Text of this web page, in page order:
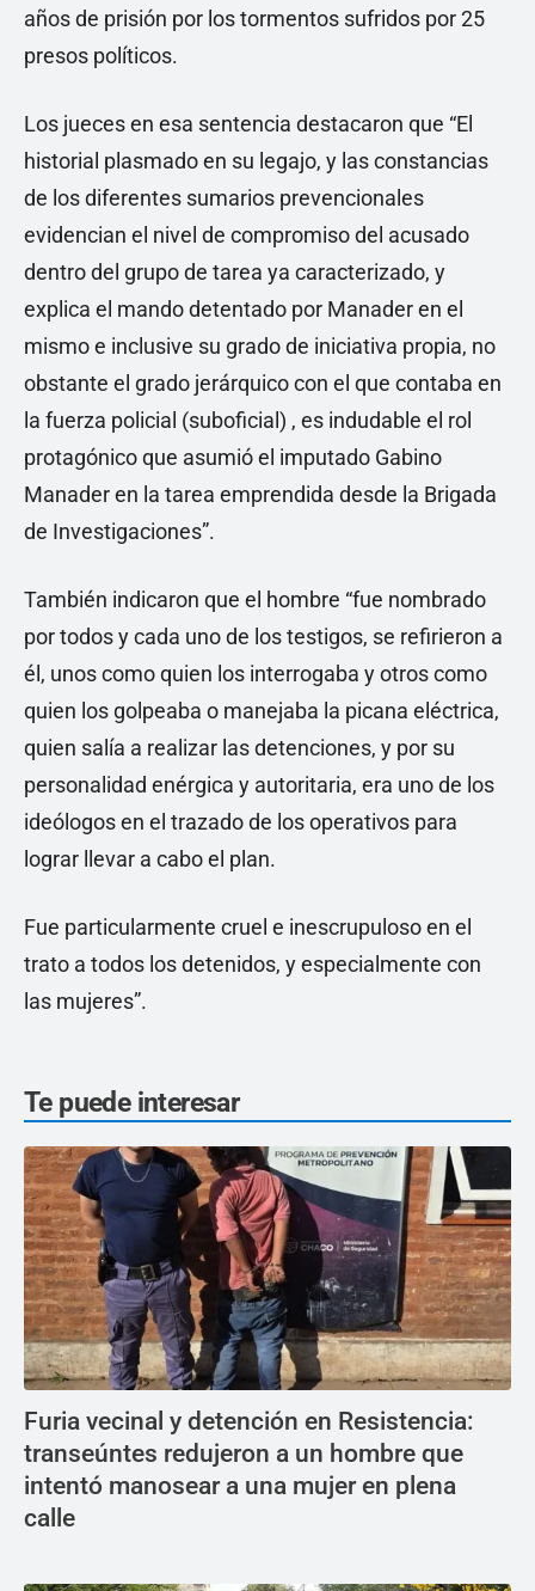
años de prisión por los tormentos sufridos por 25
presos políticos.
Los jueces en esa sentencia destacaron que “El
historial plasmado en su legajo, y las constancias
de los diferentes sumarios prevencionales
evidencian el nivel de compromiso del acusado
dentro del grupo de tarea ya caracterizado, y
explica el mando detentado por Manader en el
mismo e inclusive su grado de iniciativa propia, no
obstante el grado jerárquico con el que contaba en
la fuerza policial (suboficial) , es indudable el rol
protagónico que asumió el imputado Gabino
Manader en la tarea emprendida desde la Brigada
de Investigaciones”.
También indicaron que el hombre “fue nombrado
por todos y cada uno de los testigos, se refirieron a
él, unos como quien los interrogaba y otros como
quien los golpeaba o manejaba la picana eléctrica,
quien salía a realizar las detenciones, y por su
personalidad enérgica y autoritaria, era uno de los
ideólogos en el trazado de los operativos para
lograr llevar a cabo el plan.
Fue particularmente cruel e inescrupuloso en el
trato a todos los detenidos, y especialmente con
las mujeres”.
Te puede interesar
Furia vecinal y detención en Resistencia:
transeúntes redujeron a un hombre que
intentó manosear a una mujer en plena
calle